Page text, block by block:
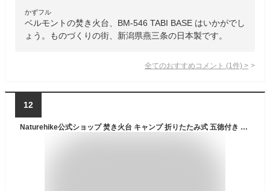
かずフル
ベルモントの焚き火台、BM-546 TABI BASE はいかがでし
ょう。ものづくりの街、新潟県燕三条の日本製です。
全てのおすすめコメント (1 件) >
12
Naturehike公式ショップ 焚き火台 キャンプ 折りたたみ式 五徳付き 灰受け付き 薪グリル 炊き火台 燃焼効率高い 収納袋付き アウトドア バーベキューコンロ 薪台 組み立てやすい 手入れ簡単 大型